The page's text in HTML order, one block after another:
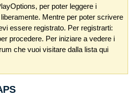
per poter leggere i
Mentre per poter scrivere
essere registrato. Per registrarti:
procedere. Per iniziare a vedere i
che vuoi visitare dalla lista qui